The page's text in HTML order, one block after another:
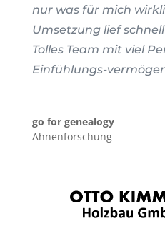
nur was für mich
Umsetzung lief
Tolles Team mit viel
Einfühlungs-
go for genealogy
Ahnenforschung